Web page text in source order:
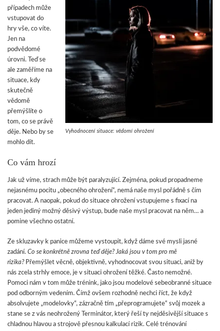
Vyhodnocení situace: vědomí ohrožení
případech může
vstupovat do
hry vše, co víte.
Jen na
podvědomé
úrovni. Teď se
ale zaměříme na
situace, kdy
skutečně
vědomě
přemýšlíte o
tom, co se právě
děje. Nebo by se
mohlo dít.
Co vám hrozí
Jak už víme, strach může být paralyzující. Zejména, pokud propadneme
nejasnému pocitu „obecného ohrožení“, nemá naše mysl pořádně s čím
pracovat. A naopak, pokud do situace ohrožení vstupujeme s fixací na
jeden jediný možný děsivý výstup, bude naše mysl pracovat na něm… a
pomine všechno ostatní.
Ze skluzavky k panice můžeme vystoupit, když dáme své mysli jasné
zadání. Co se konkrétně zrovna teď děje? Jaká jsou v tom pro mě
rizika? Přemýšlet věcně, objektivně, vyhodnocovat svou situaci, aniž by
nás zcela strhly emoce, je v situaci ohrožení těžké. Často nemožné.
Pomoci nám v tom může trénink, jako jsou modelové sebeobranné situace
pod odborným vedením. Čímž ovšem rozhodně nechci říct, že když
absolvujete „modelovky“, zázračně tím „přeprogramujete“ svůj mozek a
stane se z vás neohrožený Terminátor, který řeší ty nejděsivější situace s
chladnou hlavou a strojově přesnou kalkulací rizik. Celé trénování